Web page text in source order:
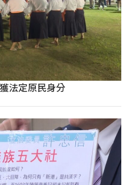
法定原民身分